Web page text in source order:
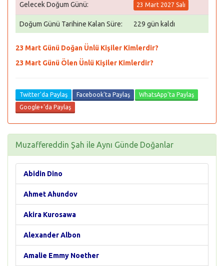
Gelecek Doğum Günü: 23 Mart 2027 Salı
Doğum Günü Tarihine Kalan Süre: 229 gün kaldı
23 Mart Günü Doğan Ünlü Kişiler Kimlerdir?
23 Mart Günü Ölen Ünlü Kişiler Kimlerdir?
Twitter'da Paylaş Facebook'ta Paylaş
WhatsApp'ta Paylaş
Google+'da Paylaş
Muzaffereddin Şah ile Aynı Günde Doğanlar
Abidin Dino
Ahmet Ahundov
Akira Kurosawa
Alexander Albon
Amalie Emmy Noether